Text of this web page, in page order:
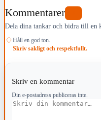
Kommentarer
Dela dina tankar och bidra till en
♢ Håll en god ton.
Skriv sakligt och respektfullt.
Skriv en kommentar
Din e-postadress publiceras inte.
Kommentar